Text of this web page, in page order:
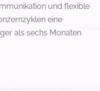
und flexible
eine
als sechs Monaten